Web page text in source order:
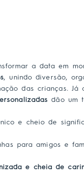
a data em
, unindo diversão,
das crianças. Já
dão um
e cheio de
para amigos e
e cheia de